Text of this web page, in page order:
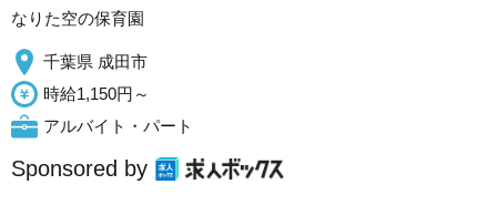
なりた空の保育園
千葉県 成田市
時給1,150円～
アルバイト・パート
Sponsored by